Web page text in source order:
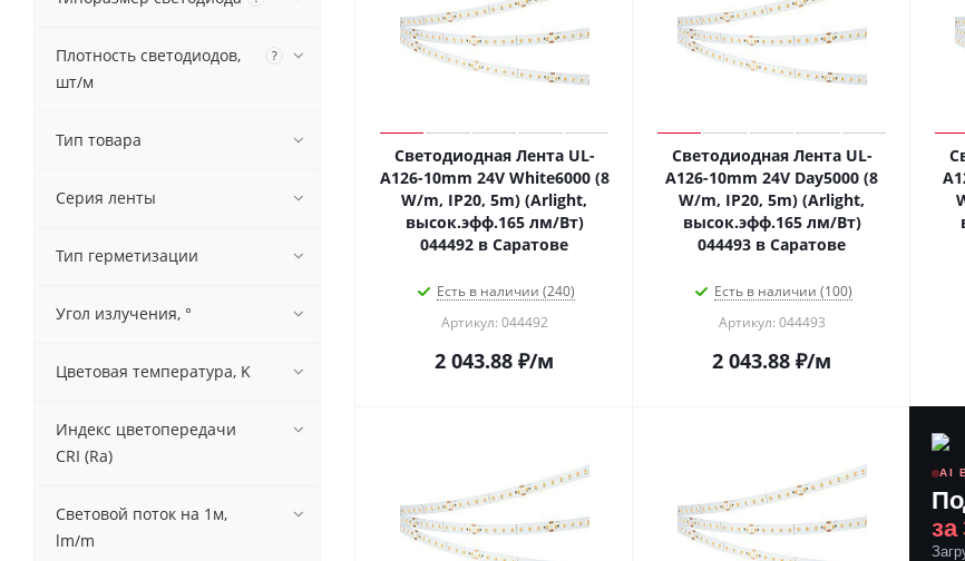
Светодиодная Лента UL-
A126-10mm 24V White6000 (8
W/m, IP20, 5m) (Arlight,
высок.эфф.165 лм/Вт)
044492 в Саратове
Есть в наличии (240)
Артикул: 044492
2 043.88 ₽/м
Светодиодная Лента UL-
A126-10mm 24V Day5000 (8
W/m, IP20, 5m) (Arlight,
высок.эфф.165 лм/Вт)
044493 в Саратове
Есть в наличии (100)
Артикул: 044493
2 043.88 ₽/м
AI
за
Плотность светодиодов,
шт/м
?
Тип товара
Серия ленты
Тип герметизации
Угол излучения, °
Цветовая температура, K
Индекс цветопередачи
CRI (Ra)
Световой поток на 1м,
lm/m